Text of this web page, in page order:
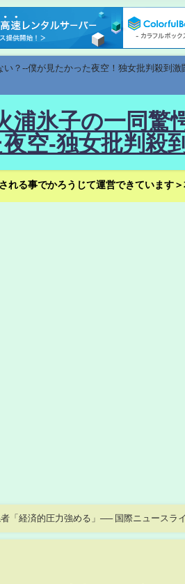
？--僕が見たかった夜空！独女批判殺到
氷子の一同驚
空-独女批判殺
る事でかろうじて運営できています
「経済的圧力強める」── 国際ニュースライ